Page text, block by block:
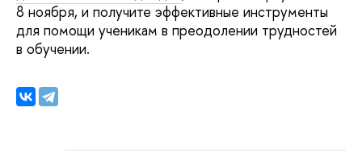
8 ноября, и получите эффективные инструменты
для помощи ученикам в преодолении трудностей
в обучении.